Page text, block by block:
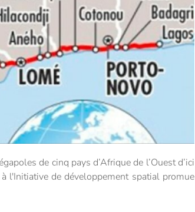
de cinq pays d’Afrique de l’Ouest d’ici
l'Initiative de développement spatial promue